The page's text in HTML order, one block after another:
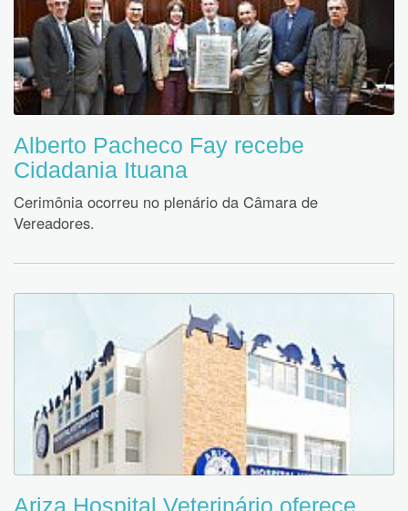
Alberto Pacheco Fay recebe
Cidadania Ituana
Cerimônia ocorreu no plenário da Câmara de
Vereadores.
Ariza Hospital Veterinário oferece